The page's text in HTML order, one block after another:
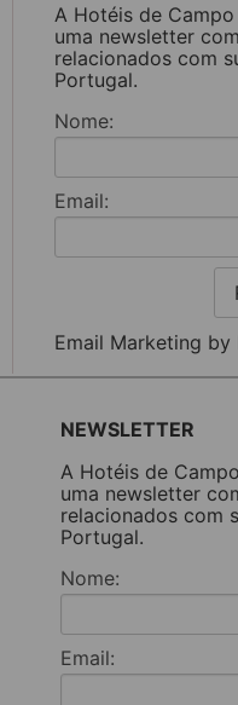
A Hotéis de
uma newsletter
relacionados com
Portugal.
Nome:
Email:
Email Marketing by
NEWSLETTER
A Hotéis de
uma newsletter
relacionados com
Portugal.
Nome:
Email: